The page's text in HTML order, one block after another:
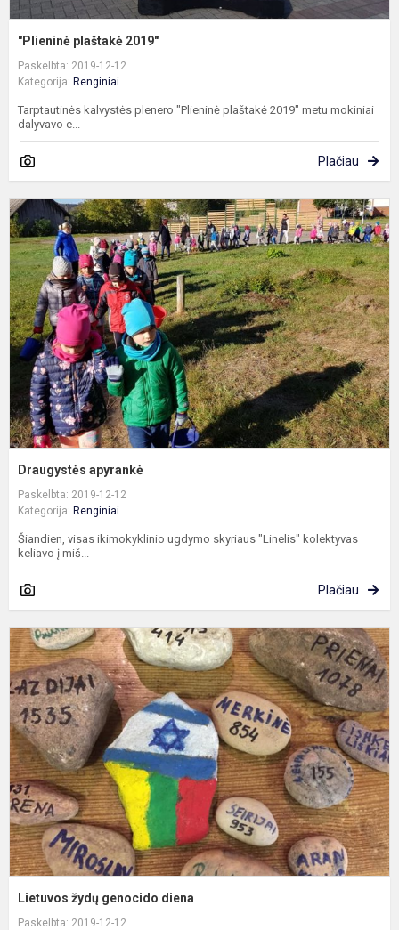
"Plieninė plaštakė 2019"
Paskelbta: 2019-12-12
Kategorija: Renginiai
Tarptautinės kalvystės plenero "Plieninė plaštakė 2019" metu mokiniai
dalyvavo e...
Plačiau
Draugystės apyrankė
Paskelbta: 2019-12-12
Kategorija: Renginiai
Šiandien, visas ikimokyklinio ugdymo skyriaus "Linelis" kolektyvas
keliavo į miš...
Plačiau
Lietuvos žydų genocido diena
Paskelbta: 2019-12-12